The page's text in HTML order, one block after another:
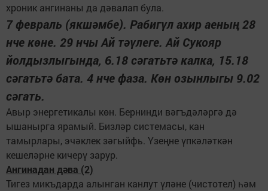
хроник ангинаны да дәвалап була.
7 февраль (якшәмбе). Рабигүл ахир аеның 28
нче көне. 29 нчы Ай тәүлеге. Ай Сукояр
йолдызлыгында, 6.18 сәгатьтә калка, 15.18
сәгатьтә бата. 4 нче фаза. Көн озынлыгы 9.02
сәгать.
Авыр энергетикалы көн. Бернинди вәгъдәләргә дә
ышанырга ярамый. Бизләр системасы, кан
тамырлары, эчәклек зәгыйфь. Үзеңне үпкәләткән
кешеләрне кичерү зарур.
Ангинадан дәва (2)
Тигез микъдарда алынган канлут үләне (чистотел) һәм